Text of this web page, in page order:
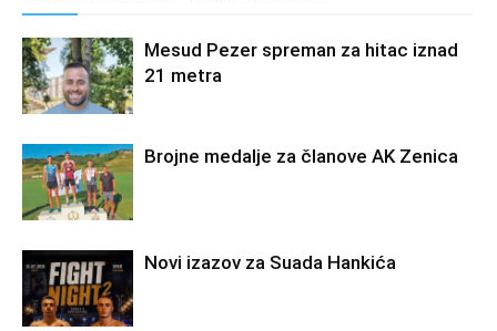
Mesud Pezer spreman za hitac iznad
21 metra
Brojne medalje za članove AK Zenica
Novi izazov za Suada Hankića